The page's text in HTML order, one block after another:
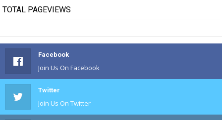
TOTAL PAGEVIEWS
Facebook
Join Us On Facebook
Twitter
Join Us On Twitter